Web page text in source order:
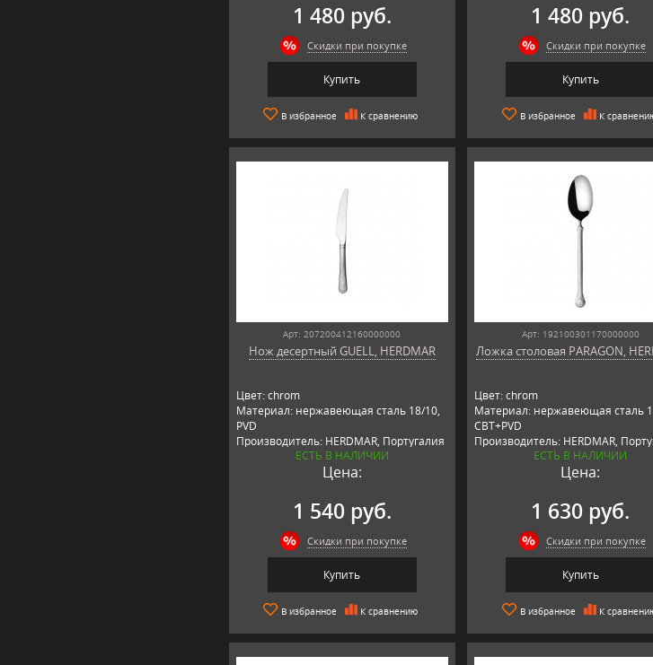
1 480 руб.
Скидки при покупке
Купить
В избранное К сравнению
1 480 руб.
Скидки при покупке
Купить
В избранное К
Арт: 207200412160000000
Нож десертный GUELL, HERDMAR
Цвет: chrom
Материал: нержавеющая сталь 18/10,
PVD
Производитель: HERDMAR, Португалия
ЕСТЬ В НАЛИЧИИ
Цена:
1 540 руб.
Скидки при покупке
Купить
В избранное К сравнению
Арт: 192100301170000000
Ложка столовая PARAGON,
Цвет: chrom
Материал: нержавеющая сталь
CBT+PVD
Производитель: HERDMAR,
ЕСТЬ В НАЛИЧИИ
Цена:
1 630 руб.
Скидки при покупке
Купить
В избранное К